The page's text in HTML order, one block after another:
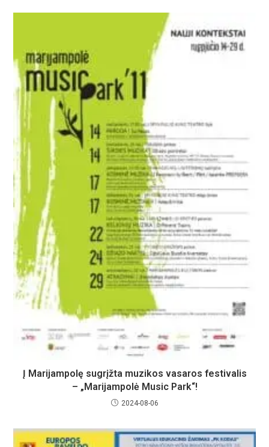
Į Marijampolę sugrįžta muzikos vasaros festivalis
– „Marijampolė Music Park“!
2024-08-06